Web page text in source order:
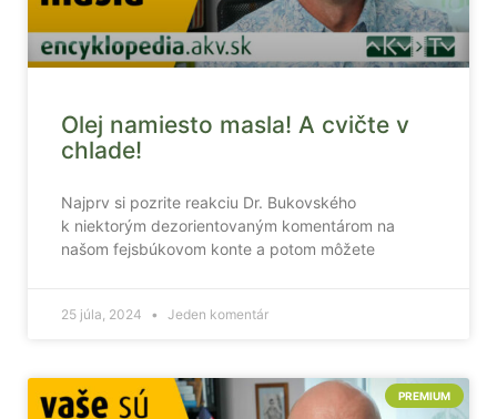
Olej namiesto masla! A cvičte v
chlade!
Najprv si pozrite reakciu Dr. Bukovského
k niektorým dezorientovaným komentárom na
našom fejsbúkovom konte a potom môžete
25 júla, 2024 Jeden komentár
PREMIUM